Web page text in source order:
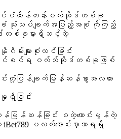
မာနိုင်ငံထိန်တန်းဝက်ဆိုဒ်တစ်ခု
ြေခံ သုံးသပ်ချက်အပြည့်အစုံ ကိုကြည့်
ားဆိုဒ်တစ်ခုမှာရှိသင့်တဲ့
ာစီနိုဂိမ်းများစုံလင်ခြင်း
င်စင်ရ ဝက်ဘ်ဆိုဒ်တစ်ခုဖြစ်
တုံ့ပြန်ချက်မြန်ဆန်စွာအလကား
ရှိခြင်း
န်မြန်ဆန်ခြင်း စတဲ့ကောင်းမွန်တဲ့
ကို iBet789 ပလက်ဖောင်းမှာသာရရှိ